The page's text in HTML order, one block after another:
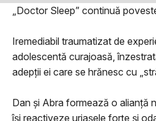
„Doctor Sleep” continuă
Iremediabil traumatizat de
adolescentă curajoasă,
adepții ei care se hrănesc cu
Dan și Abra formează o alianță
își reactiveze uriașele forțe și